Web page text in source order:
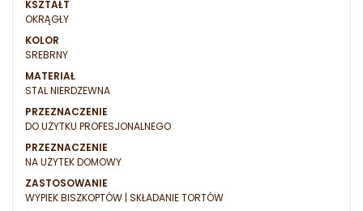
KSZTAŁT
OKRĄGŁY
KOLOR
SREBRNY
MATERIAŁ
STAL NIERDZEWNA
PRZEZNACZENIE
DO UŻYTKU PROFESJONALNEGO
PRZEZNACZENIE
NA UŻYTEK DOMOWY
ZASTOSOWANIE
WYPIEK BISZKOPTÓW | SKŁADANIE TORTÓW